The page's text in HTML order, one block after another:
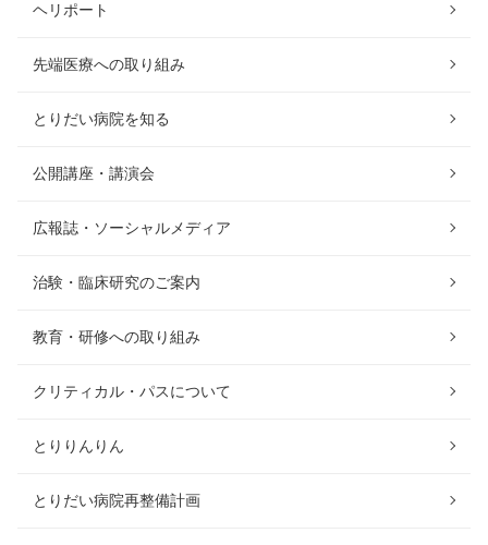
ヘリポート
先端医療への取り組み
とりだい病院を知る
公開講座・講演会
広報誌・ソーシャルメディア
治験・臨床研究のご案内
教育・研修への取り組み
クリティカル・パスについて
とりりんりん
とりだい病院再整備計画